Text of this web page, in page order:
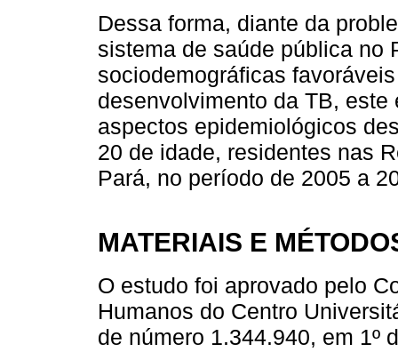
Dessa forma, diante da
sistema de saúde pública no
sociodemográficas
desenvolvimento da TB,
aspectos epidemiológicos
20 de idade, residentes nas
Pará, no período de 2005 a
MATERIAIS E
O estudo foi aprovado pelo
Humanos do Centro
de número 1.344.940, em 1º